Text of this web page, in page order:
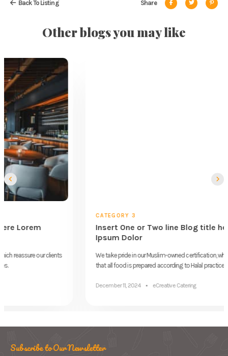
Back To Listing Share
Other blogs you may like
Insert One or Two line Blog title here Lorem
We take pride in our Muslim-owned certification, which reassure our clients
that all food is prepared according to Halal practices.
eCreative Catering
Subscribe to Our Newsletter